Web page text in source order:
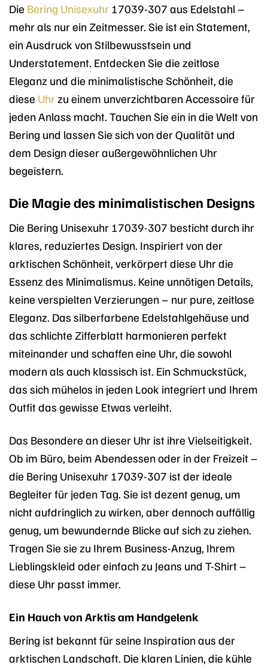
Die Bering Unisexuhr 17039-307 aus Edelstahl –
mehr als nur ein Zeitmesser. Sie ist ein Statement,
ein Ausdruck von Stilbewusstsein und
Understatement. Entdecken Sie die zeitlose
Eleganz und die minimalistische Schönheit, die
diese Uhr zu einem unverzichtbaren Accessoire für
jeden Anlass macht. Tauchen Sie ein in die Welt von
Bering und lassen Sie sich von der Qualität und
dem Design dieser außergewöhnlichen Uhr
begeistern.
Die Magie des minimalistischen Designs
Die Bering Unisexuhr 17039-307 besticht durch ihr
klares, reduziertes Design. Inspiriert von der
arktischen Schönheit, verkörpert diese Uhr die
Essenz des Minimalismus. Keine unnötigen Details,
keine verspielten Verzierungen – nur pure, zeitlose
Eleganz. Das silberfarbene Edelstahlgehäuse und
das schlichte Zifferblatt harmonieren perfekt
miteinander und schaffen eine Uhr, die sowohl
modern als auch klassisch ist. Ein Schmuckstück,
das sich mühelos in jeden Look integriert und Ihrem
Outfit das gewisse Etwas verleiht.
Das Besondere an dieser Uhr ist ihre Vielseitigkeit.
Ob im Büro, beim Abendessen oder in der Freizeit –
die Bering Unisexuhr 17039-307 ist der ideale
Begleiter für jeden Tag. Sie ist dezent genug, um
nicht aufdringlich zu wirken, aber dennoch auffällig
genug, um bewundernde Blicke auf sich zu ziehen.
Tragen Sie sie zu Ihrem Business-Anzug, Ihrem
Lieblingskleid oder einfach zu Jeans und T-Shirt –
diese Uhr passt immer.
Ein Hauch von Arktis am Handgelenk
Bering ist bekannt für seine Inspiration aus der
arktischen Landschaft. Die klaren Linien, die kühle